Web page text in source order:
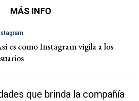
MÁS INFO
es como Instagram vigila a los
que brinda la compañía